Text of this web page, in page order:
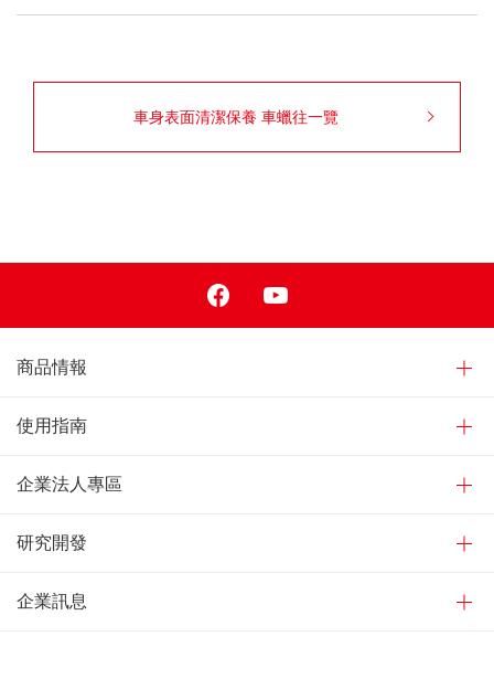
車身表面清潔保養 車蠟往一覽
商品情報
使用指南
企業法人專區
研究開發
企業訊息